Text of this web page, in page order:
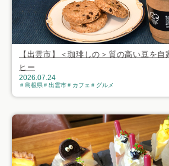
【出雲市】＜珈琲しの＞質の高い豆を
ヒー
2026.07.24
島根県 出雲市 カフェ グルメ